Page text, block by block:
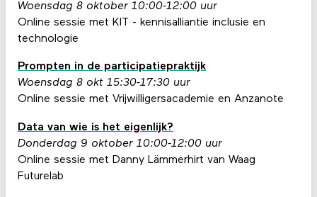
Woensdag 8 oktober 10:00-12:00 uur
Online sessie met KIT - kennisalliantie inclusie en
technologie
Prompten in de participatiepraktijk
Woensdag 8 okt 15:30-17:30 uur
Online sessie met Vrijwilligersacademie en Anzanote
Data van wie is het eigenlijk?
Donderdag 9 oktober 10:00-12:00 uur
Online sessie met Danny Lämmerhirt van Waag
Futurelab